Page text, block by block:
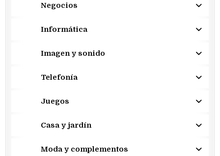
Negocios
Informática
Imagen y sonido
Telefonía
Juegos
Casa y jardín
Moda y complementos